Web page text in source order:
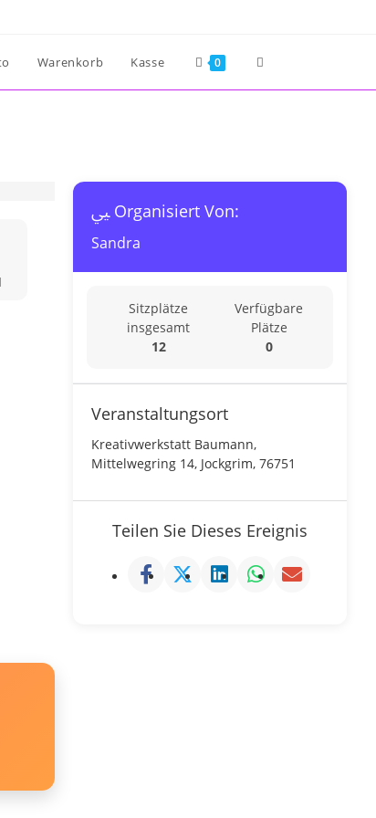
Warenkorb Kasse 0 Website-
Organisiert Von:
Sandra
Sitzplätze
insgesamt
12
Verfügbare
Plätze
0
Veranstaltungsort
Kreativwerkstatt Baumann,
Mittelwegring 14, Jockgrim, 76751
Teilen Sie Dieses Ereignis